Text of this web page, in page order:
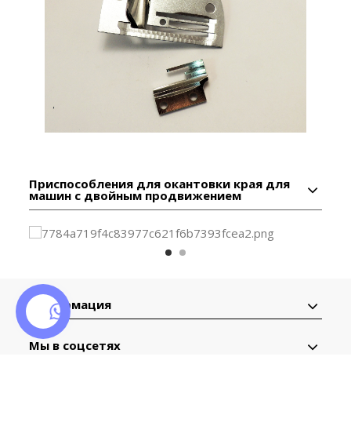
Приспособления для окантовки края для
машин с двойным продвижением
Информация
Мы в соцсетях